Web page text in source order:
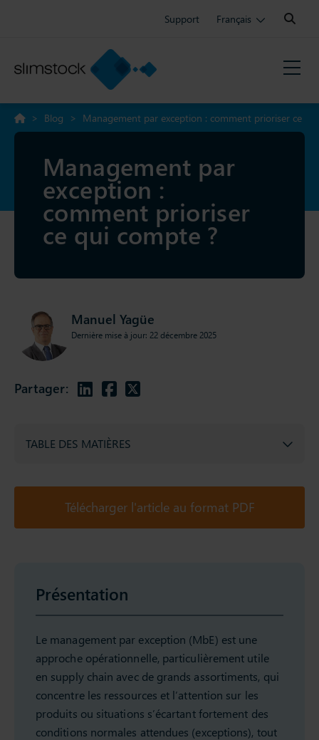
Support Français
Search:
> Blog > Management par exception : comment prioriser ce
qui compte ?
Management par
exception :
comment prioriser
ce qui compte ?
Partager:
Manuel Yagüe
Dernière mise à jour: 22 décembre 2025
TABLE DES MATIÈRES
Télécharger l'article au format PDF
Présentation
Le management par exception (MbE) est une
approche opérationnelle, particulièrement utile
en supply chain avec de grands assortiments, qui
concentre les ressources et l’attention sur les
produits ou situations s’écartant fortement des
conditions normales attendues (exceptions), tout